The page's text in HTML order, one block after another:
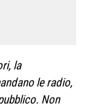
la
le radio,
Non